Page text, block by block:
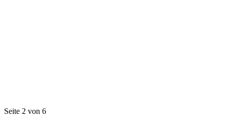
Seite 2 von 6